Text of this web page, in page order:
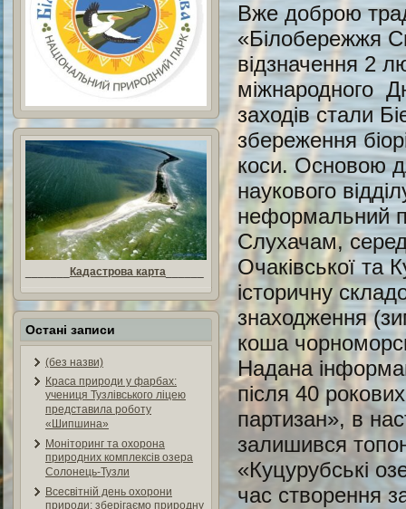
Кадастрова карта
Остані записи
(без назви)
Краса природи у фарбах:
учениця Тузлівського ліцею
представила роботу
«Шипшина»
Моніторинг та охорона
природних комплексів озера
Солонець-Тузли
Всесвітній день охорони
природи: зберігаємо природну
Вже доброю
«Білобережжя
відзначення 2
міжнародного
заходів стали
збереження
коси. Основою
наукового
неформальний
Слухачам, серед
Очаківської та
історичну
знаходження
коша
Надана
після 40
партизан», в
залишився
«Куцурубські
час створення